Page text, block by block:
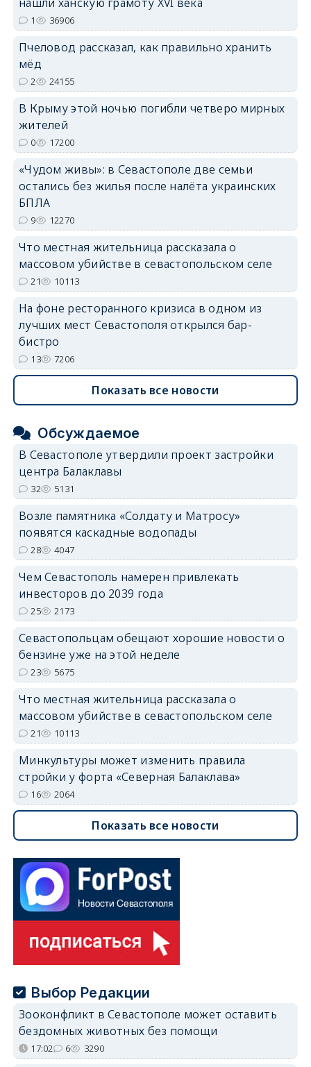
erid: 2SDnjdPjgYS
erid: 2SDnjdvhGXG
1 36906
Пчеловод рассказал, как правильно хранить
мёд
2 24155
В Крыму этой ночью погибли четверо мирных
жителей
0 17200
«Чудом живы»: в Севастополе две семьи
остались без жилья после налёта украинских
БПЛА
9 12270
Что местная жительница рассказала о
массовом убийстве в севастопольском селе
21 10113
На фоне ресторанного кризиса в одном из
лучших мест Севастополя открылся бар-
бистро
13 7206
Показать все новости
Обсуждаемое
В Севастополе утвердили проект застройки
центра Балаклавы
32 5131
Возле памятника «Солдату и Матросу»
появятся каскадные водопады
28 4047
Чем Севастополь намерен привлекать
инвесторов до 2039 года
25 2173
Севастопольцам обещают хорошие новости о
бензине уже на этой неделе
23 5675
Что местная жительница рассказала о
массовом убийстве в севастопольском селе
21 10113
Минкультуры может изменить правила
стройки у форта «Северная Балаклава»
16 2064
Показать все новости
Выбор Редакции
Зооконфликт в Севастополе может оставить
бездомных животных без помощи
17:02 6 3290